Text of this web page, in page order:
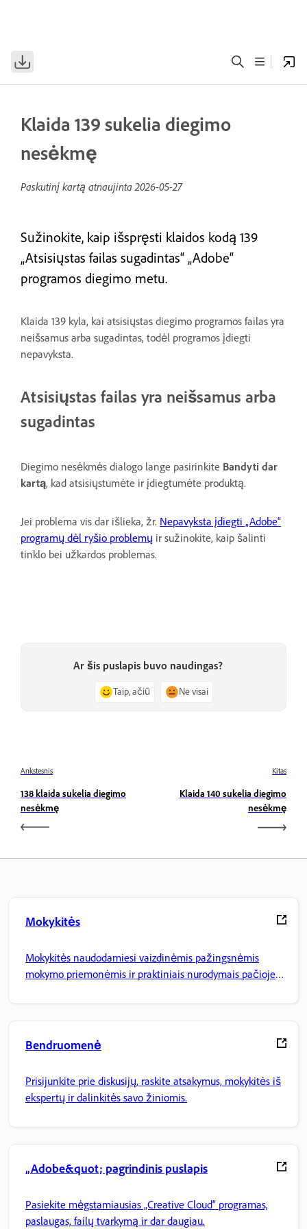
Klaida 139 sukelia diegimo
nesėkmę
Paskutinį kartą atnaujinta2026-05-27
Sužinokite, kaip išspręsti klaidos kodą 139
„Atsisiųstas failas sugadintas“ „Adobe“
programos diegimo metu.
Klaida 139 kyla, kai atsisiųstas diegimo programos failas yra
neišsamus arba sugadintas, todėl programos įdiegti
nepavyksta.
Atsisiųstas failas yra neišsamus arba
sugadintas
Diegimo nesėkmės dialogo lange pasirinkite Bandyti dar
kartą, kad atsisiųstumėte ir įdiegtumėte produktą.
Jei problema vis dar išlieka, žr. Nepavyksta įdiegti „Adobe“
programų dėl ryšio problemų ir sužinokite, kaip šalinti
tinklo bei užkardos problemas.
Ar šis puslapis buvo naudingas?
Taip, ačiū Ne visai
Ankstesnis
138 klaida sukelia diegimo
nesėkmę
Kitas
Klaida 140 sukelia diegimo
nesėkmę
Mokykitės
Mokykitės naudodamiesi vaizdinėmis pažingsnėmis
mokymo priemonėmis ir praktiniais nurodymais pačioje
Bendruomenė
Prisijunkite prie diskusijų, raskite atsakymus, mokykitės iš
ekspertų ir dalinkitės savo žiniomis.
„Adobe&quot; pagrindinis puslapis
Pasiekite mėgstamiausias „Creative Cloud“ programas,
paslaugas, failų tvarkymą ir dar daugiau.